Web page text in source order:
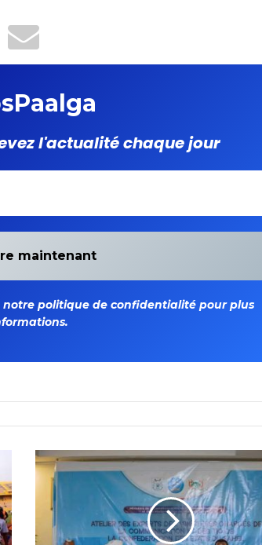
du
l'actualité chaque jour
notre politique de confidentialité pour plus